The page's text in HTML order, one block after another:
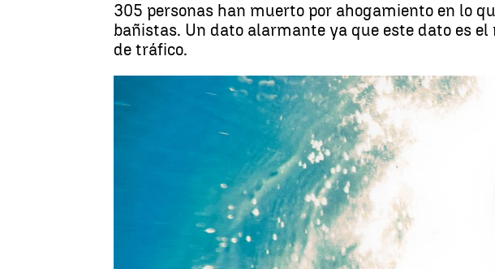
305 personas han muerto por ahogamiento en lo
bañistas. Un dato alarmante ya que este dato es
de tráfico.
El número de